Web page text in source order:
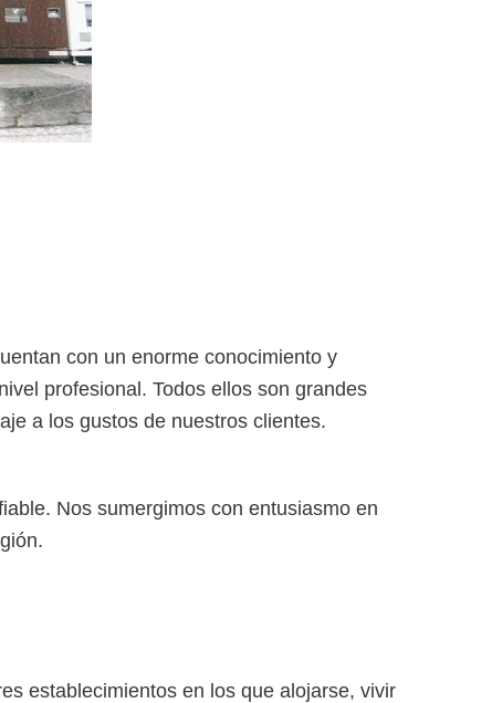
con un enorme conocimiento y
profesional. Todos ellos son grandes
a los gustos de nuestros clientes.
Nos sumergimos con entusiasmo en
establecimientos en los que alojarse, vivir